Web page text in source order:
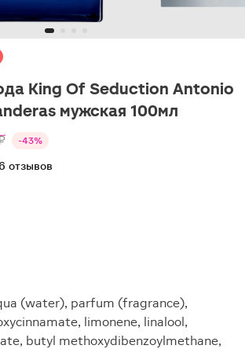
King Of Seduction Antonio
мужская 100мл
-43%
отзывов
(water), parfum (fragrance),
limonene, linalool,
butyl methoxydibenzoylmethane,